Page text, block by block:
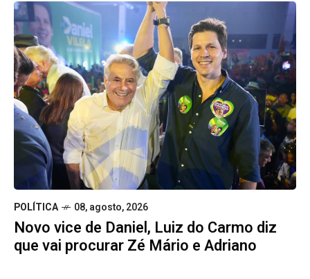
POLÍTICA 08, agosto, 2026
Novo vice de Daniel, Luiz do Carmo diz
que vai procurar Zé Mário e Adriano